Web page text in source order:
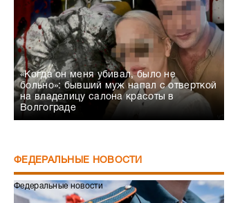
«Когда он меня убивал, было не
больно»: бывший муж напал с отверткой
на владелицу салона красоты в
Волгограде
ФЕДЕРАЛЬНЫЕ НОВОСТИ
Федеральные новости